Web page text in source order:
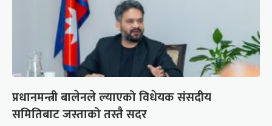
प्रधानमन्त्री बालेनले ल्याएको विधेयक संसदीय
समितिबाट जस्ताको तस्तै सदर